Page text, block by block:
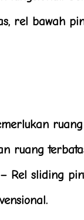
rel bawah
ruang
– Rel sliding